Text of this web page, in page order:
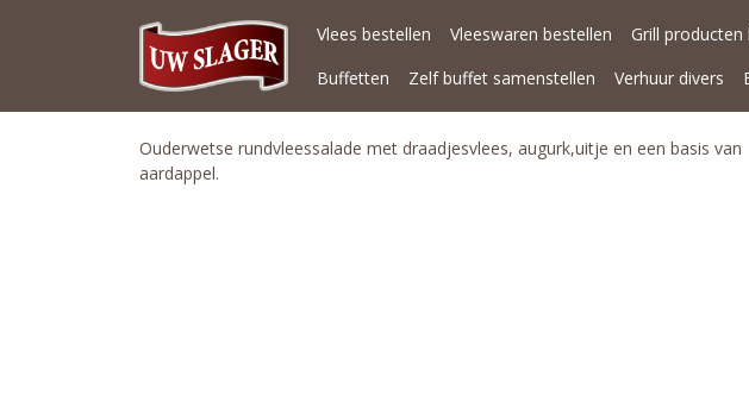
Vlees bestellen Vleeswaren bestellen Grill producten
Buffetten
Zelf buffet samenstellen Verhuur divers
Ouderwetse rundvleessalade met draadjesvlees, augurk,uitje en een basis van
aardappel.